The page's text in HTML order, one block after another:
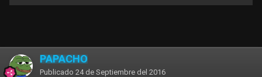
PAPACHO
Publicado 24 de Septiembre del 2016